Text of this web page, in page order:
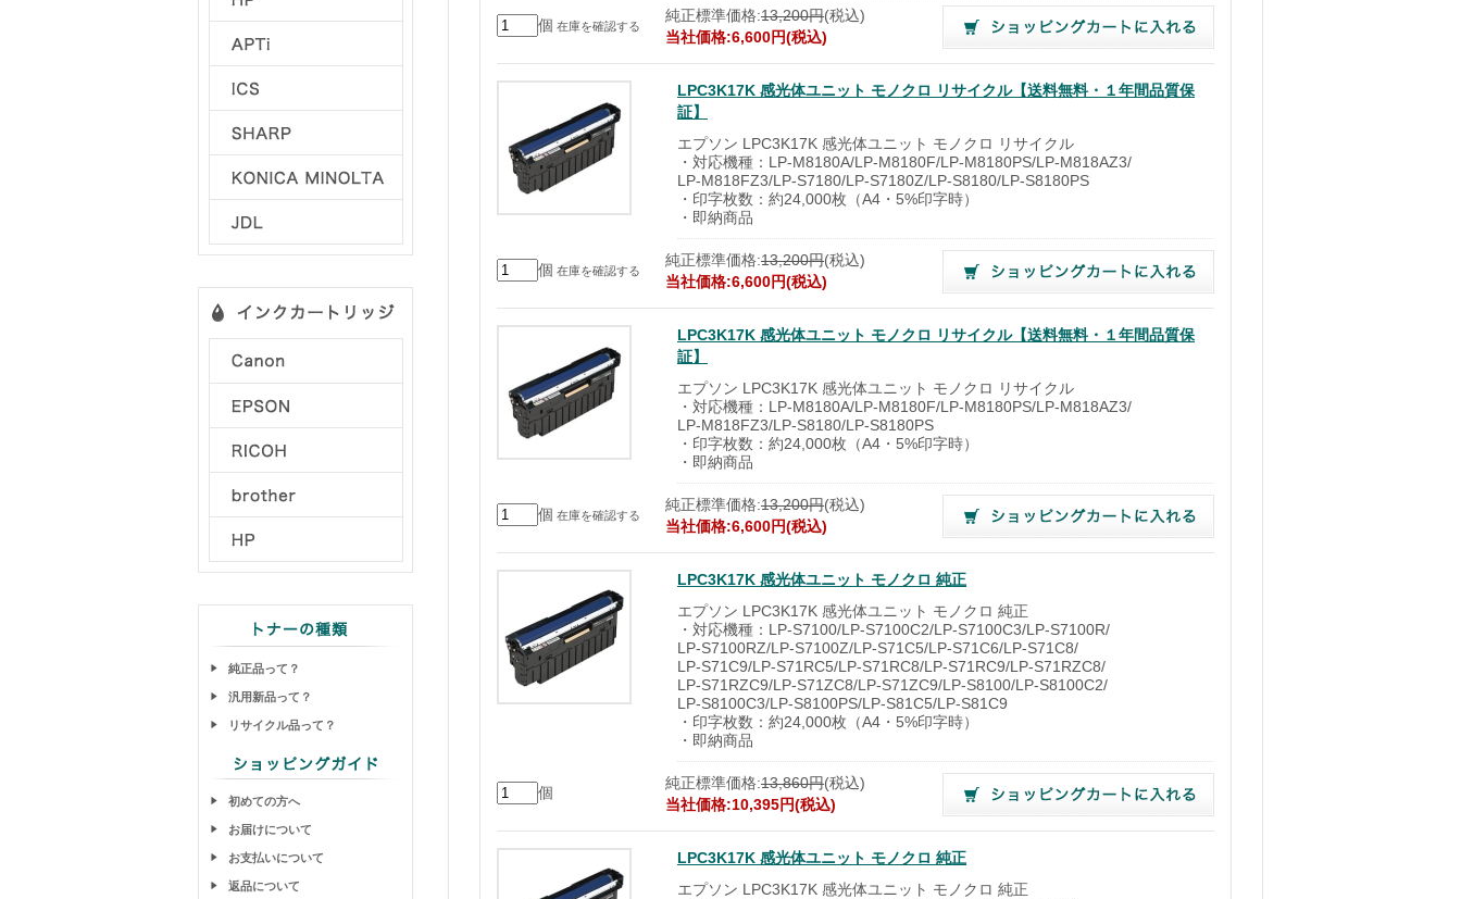
純正品って？
汎用新品って？
リサイクル品って？
初めての方へ
お届けについて
お支払いについて
返品について
個 在庫を確認する
純正標準価格:13,200円(税込)
当社価格:6,600円(税込)
LPC3K17K 感光体ユニット モノクロ リサイクル【送料無料・１年間品質保
証】
エプソン LPC3K17K 感光体ユニット モノクロ リサイクル
・対応機種：LP-M8180A/LP-M8180F/LP-M8180PS/LP-M818AZ3/
LP-M818FZ3/LP-S7180/LP-S7180Z/LP-S8180/LP-S8180PS
・印字枚数：約24,000枚（A4・5%印字時）
・即納商品
個 在庫を確認する
純正標準価格:13,200円(税込)
当社価格:6,600円(税込)
LPC3K17K 感光体ユニット モノクロ リサイクル【送料無料・１年間品質保
証】
エプソン LPC3K17K 感光体ユニット モノクロ リサイクル
・対応機種：LP-M8180A/LP-M8180F/LP-M8180PS/LP-M818AZ3/
LP-M818FZ3/LP-S8180/LP-S8180PS
・印字枚数：約24,000枚（A4・5%印字時）
・即納商品
個 在庫を確認する
純正標準価格:13,200円(税込)
当社価格:6,600円(税込)
LPC3K17K 感光体ユニット モノクロ 純正
エプソン LPC3K17K 感光体ユニット モノクロ 純正
・対応機種：LP-S7100/LP-S7100C2/LP-S7100C3/LP-S7100R/
LP-S7100RZ/LP-S7100Z/LP-S71C5/LP-S71C6/LP-S71C8/
LP-S71C9/LP-S71RC5/LP-S71RC8/LP-S71RC9/LP-S71RZC8/
LP-S71RZC9/LP-S71ZC8/LP-S71ZC9/LP-S8100/LP-S8100C2/
LP-S8100C3/LP-S8100PS/LP-S81C5/LP-S81C9
・印字枚数：約24,000枚（A4・5%印字時）
・即納商品
個
純正標準価格:13,860円(税込)
当社価格:10,395円(税込)
LPC3K17K 感光体ユニット モノクロ 純正
エプソン LPC3K17K 感光体ユニット モノクロ 純正